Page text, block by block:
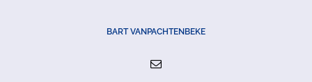
BART VANPACHTENBEKE